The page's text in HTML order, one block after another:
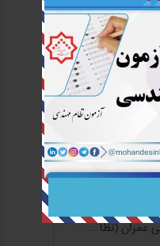
عمران (نظا ...